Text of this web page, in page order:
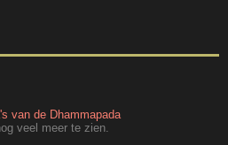
van de Dhammapada
veel meer te zien.